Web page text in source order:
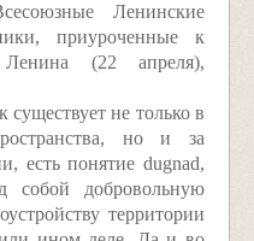
Ленинские
приуроченные к
(22 апреля),
существует не только в
но и за
есть понятие dugnad,
собой добровольную
территории